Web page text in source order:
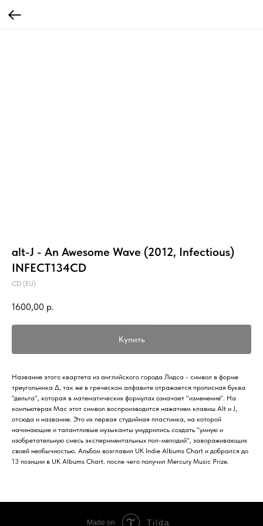
alt-J - An Awesome Wave (2012, Infectious)
INFECT134CD
CD (EU)
1600,00 р.
Купить
Название этого квартета из английского города Лидса - символ в форме
треугольника ∆, так же в греческом алфавите отражается прописная буква
"дельта", которая в математических формулах означает "изменение". На
компьютерах Mac этот символ воспроизводится нажатием клавиш Alt и J,
отсюда и название. Это их первая студийная пластинка, на которой
начинающие и талантливые музыканты умудрились создать "умную и
изобретательную смесь экспериментальных поп-мелодий", завораживающих
своей необычностью. Альбом возглавил UK Indie Albums Chart и добрался до
13 позиции в UK Albums Сhart. после чего получил Mercury Music Prize.
Made on Tilda